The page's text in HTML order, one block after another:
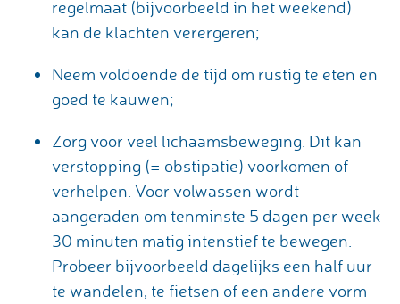
regelmaat (bijvoorbeeld in het weekend)
kan de klachten verergeren;
Neem voldoende de tijd om rustig te eten en
goed te kauwen;
Zorg voor veel lichaamsbeweging. Dit kan
verstopping (= obstipatie) voorkomen of
verhelpen. Voor volwassen wordt
aangeraden om tenminste 5 dagen per week
30 minuten matig intenstief te bewegen.
Probeer bijvoorbeeld dagelijks een half uur
te wandelen, te fietsen of een andere vorm